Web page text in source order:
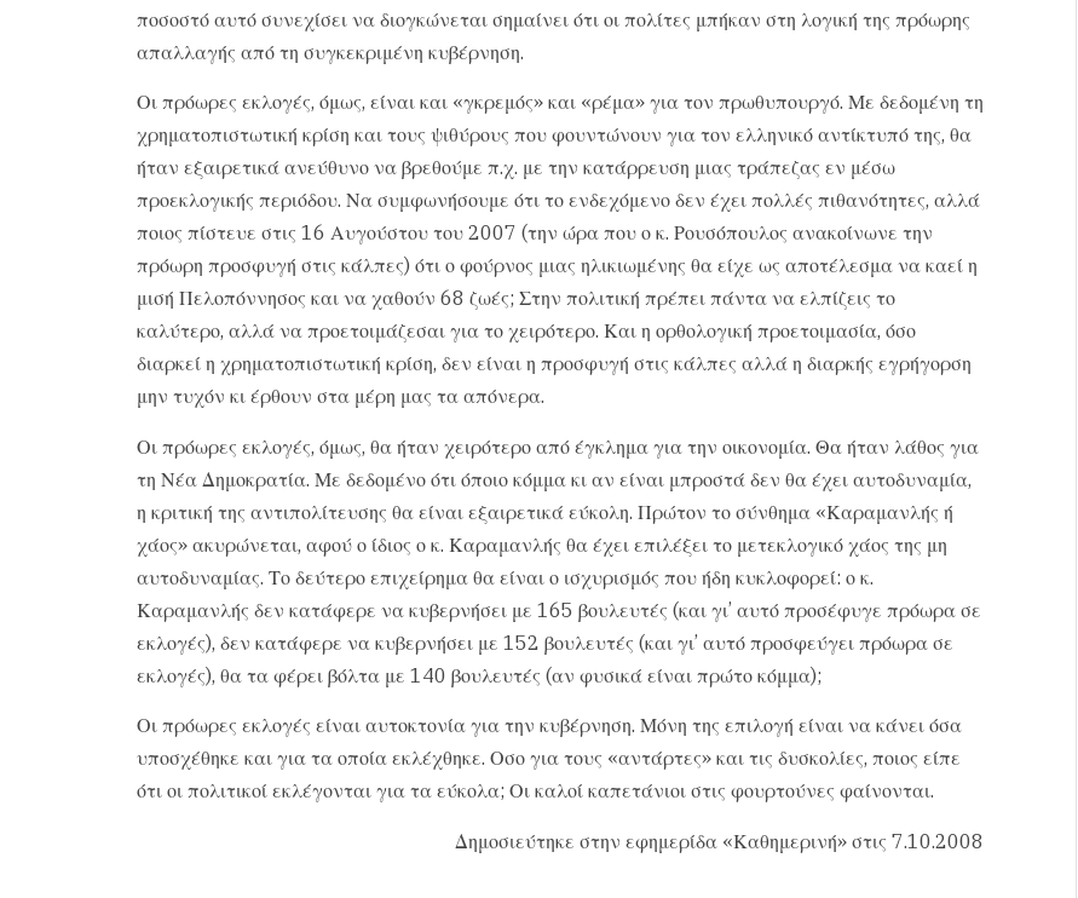
ποσοστό αυτό συνεχίσει να διογκώνεται σημαίνει ότι οι πολίτες μπήκαν στη λογική της πρόωρης
απαλλαγής από τη συγκεκριμένη κυβέρνηση.
Οι πρόωρες εκλογές, όμως, είναι και «γκρεμός» και «ρέμα» για τον πρωθυπουργό. Με δεδομένη τη
χρηματοπιστωτική κρίση και τους ψιθύρους που φουντώνουν για τον ελληνικό αντίκτυπό της, θα
ήταν εξαιρετικά ανεύθυνο να βρεθούμε π.χ. με την κατάρρευση μιας τράπεζας εν μέσω
προεκλογικής περιόδου. Να συμφωνήσουμε ότι το ενδεχόμενο δεν έχει πολλές πιθανότητες, αλλά
ποιος πίστευε στις 16 Αυγούστου του 2007 (την ώρα που ο κ. Ρουσόπουλος ανακοίνωνε την
πρόωρη προσφυγή στις κάλπες) ότι ο φούρνος μιας ηλικιωμένης θα είχε ως αποτέλεσμα να καεί η
μισή Πελοπόννησος και να χαθούν 68 ζωές; Στην πολιτική πρέπει πάντα να ελπίζεις το
καλύτερο, αλλά να προετοιμάζεσαι για το χειρότερο. Και η ορθολογική προετοιμασία, όσο
διαρκεί η χρηματοπιστωτική κρίση, δεν είναι η προσφυγή στις κάλπες αλλά η διαρκής εγρήγορση
μην τυχόν κι έρθουν στα μέρη μας τα απόνερα.
Οι πρόωρες εκλογές, όμως, θα ήταν χειρότερο από έγκλημα για την οικονομία. Θα ήταν λάθος για
τη Νέα Δημοκρατία. Με δεδομένο ότι όποιο κόμμα κι αν είναι μπροστά δεν θα έχει αυτοδυναμία,
η κριτική της αντιπολίτευσης θα είναι εξαιρετικά εύκολη. Πρώτον το σύνθημα «Καραμανλής ή
χάος» ακυρώνεται, αφού ο ίδιος ο κ. Καραμανλής θα έχει επιλέξει το μετεκλογικό χάος της μη
αυτοδυναμίας. Το δεύτερο επιχείρημα θα είναι ο ισχυρισμός που ήδη κυκλοφορεί: ο κ.
Καραμανλής δεν κατάφερε να κυβερνήσει με 165 βουλευτές (και γι’ αυτό προσέφυγε πρόωρα σε
εκλογές), δεν κατάφερε να κυβερνήσει με 152 βουλευτές (και γι’ αυτό προσφεύγει πρόωρα σε
εκλογές), θα τα φέρει βόλτα με 140 βουλευτές (αν φυσικά είναι πρώτο κόμμα);
Οι πρόωρες εκλογές είναι αυτοκτονία για την κυβέρνηση. Μόνη της επιλογή είναι να κάνει όσα
υποσχέθηκε και για τα οποία εκλέχθηκε. Οσο για τους «αντάρτες» και τις δυσκολίες, ποιος είπε
ότι οι πολιτικοί εκλέγονται για τα εύκολα; Οι καλοί καπετάνιοι στις φουρτούνες φαίνονται.
Δημοσιεύτηκε στην εφημερίδα «Καθημερινή» στις 7.10.2008